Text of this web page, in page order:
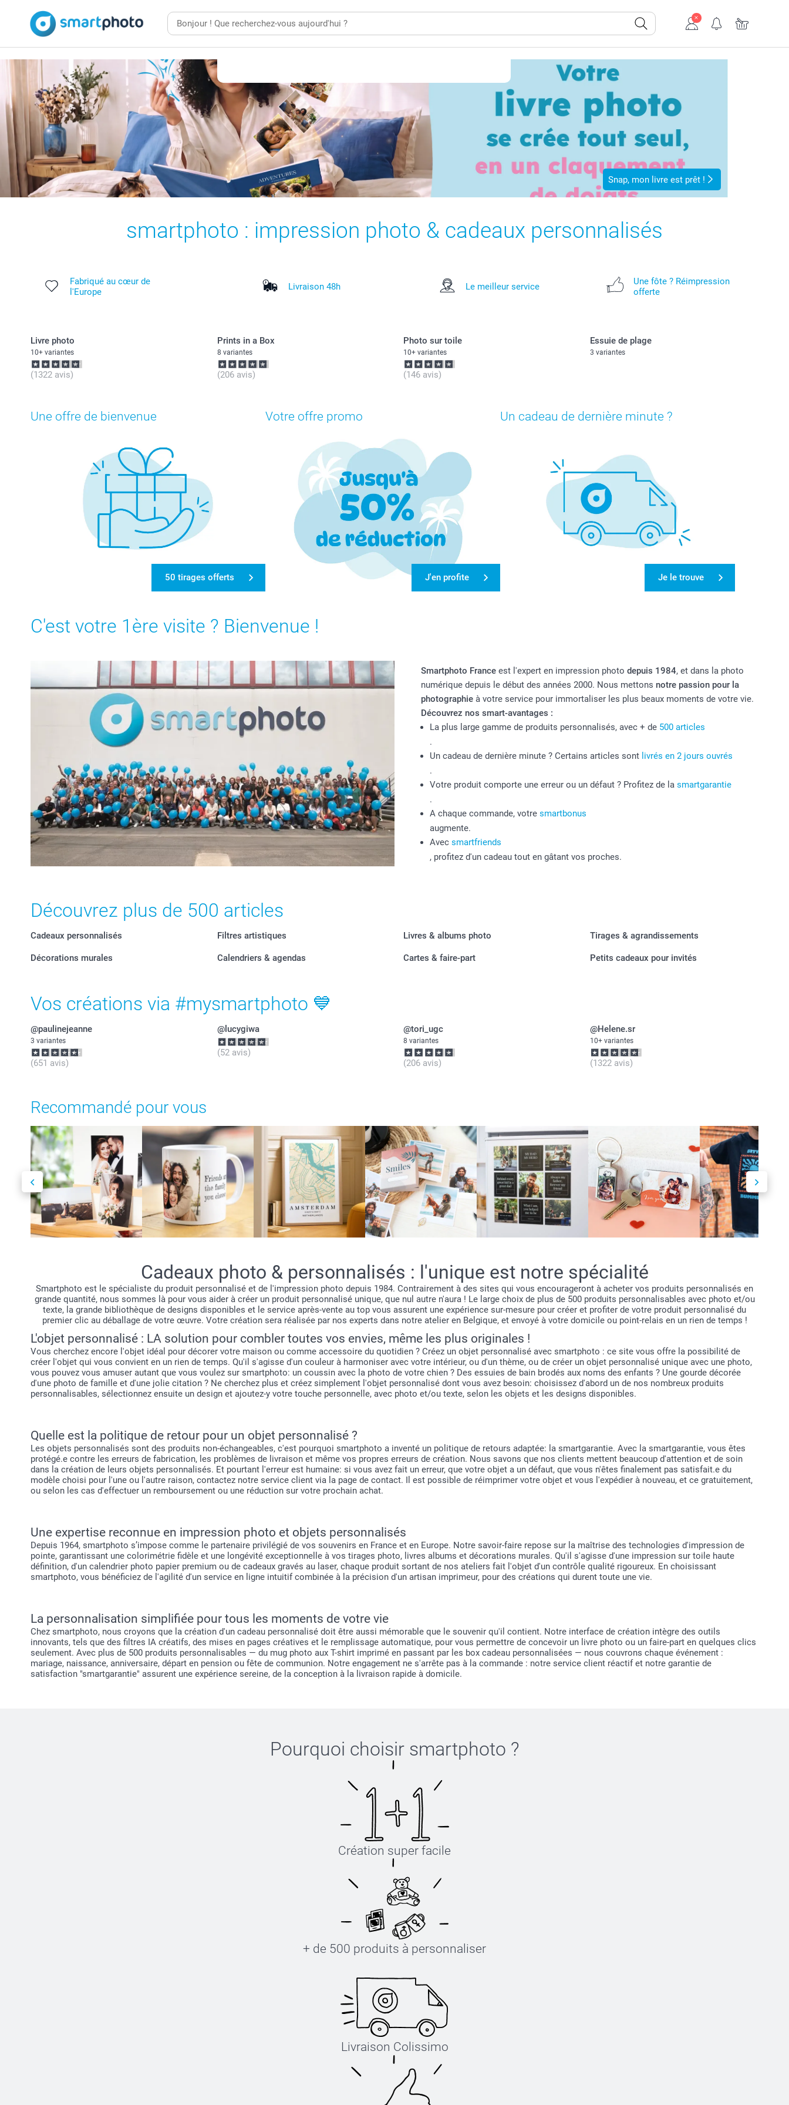
Snap, mon livre est prêt !
smartphoto : impression photo & cadeaux personnalisés
Fabriqué au cœur de
l'Europe
Livraison 48h Le meilleur service
Une fôte ? Réimpression
offerte
Livre photo
10+ variantes
(1322 avis)
Prints in a Box
8 variantes
(206 avis)
Photo sur toile
10+ variantes
(146 avis)
Essuie de plage
3 variantes
Une offre de bienvenue
50 tirages offerts
Votre offre promo
J'en profite
Un cadeau de dernière minute ?
Je le trouve
C'est votre 1ère visite ? Bienvenue !
Smartphoto France est l'expert en impression photo depuis 1984, et dans la photo
numérique depuis le début des années 2000. Nous mettons notre passion pour la
photographie à votre service pour immortaliser les plus beaux moments de votre vie.
Découvrez nos smart-avantages :
La plus large gamme de produits personnalisés, avec + de 500 articles
.
Un cadeau de dernière minute ? Certains articles sont livrés en 2 jours ouvrés
.
Votre produit comporte une erreur ou un défaut ? Profitez de la smartgarantie
.
A chaque commande, votre smartbonus
augmente.
Avec smartfriends
, profitez d'un cadeau tout en gâtant vos proches.
Découvrez plus de 500 articles
Cadeaux personnalisés Filtres artistiques Livres & albums photo Tirages & agrandissements
Décorations murales Calendriers & agendas Cartes & faire-part Petits cadeaux pour invités
Vos créations via #mysmartphoto 💙
@paulinejeanne
3 variantes
(651 avis)
@lucygiwa
(52 avis)
@tori_ugc
8 variantes
(206 avis)
@Helene.sr
10+ variantes
(1322 avis)
Recommandé pour vous
Cadeaux photo & personnalisés : l'unique est notre spécialité
Smartphoto est le spécialiste du produit personnalisé et de l'impression photo depuis 1984. Contrairement à des sites qui vous encourageront à acheter vos produits personnalisés en
grande quantité, nous sommes là pour vous aider à créer un produit personnalisé unique, que nul autre n'aura ! Le large choix de plus de 500 produits personnalisables avec photo et/ou
texte, la grande bibliothèque de designs disponibles et le service après-vente au top vous assurent une expérience sur-mesure pour créer et profiter de votre produit personnalisé du
premier clic au déballage de votre œuvre. Votre création sera réalisée par nos experts dans notre atelier en Belgique, et envoyé à votre domicile ou point-relais en un rien de temps !
L'objet personnalisé : LA solution pour combler toutes vos envies, même les plus originales !
Vous cherchez encore l'objet idéal pour décorer votre maison ou comme accessoire du quotidien ? Créez un objet personnalisé avec smartphoto : ce site vous offre la possibilité de
créer l'objet qui vous convient en un rien de temps. Qu'il s'agisse d'un couleur à harmoniser avec votre intérieur, ou d'un thème, ou de créer un objet personnalisé unique avec une photo,
vous pouvez vous amuser autant que vous voulez sur smartphoto: un coussin avec la photo de votre chien ? Des essuies de bain brodés aux noms des enfants ? Une gourde décorée
d'une photo de famille et d'une jolie citation ? Ne cherchez plus et créez simplement l'objet personnalisé dont vous avez besoin: choisissez d'abord un de nos nombreux produits
personnalisables, sélectionnez ensuite un design et ajoutez-y votre touche personnelle, avec photo et/ou texte, selon les objets et les designs disponibles.
Quelle est la politique de retour pour un objet personnalisé ?
Les objets personnalisés sont des produits non-échangeables, c'est pourquoi smartphoto a inventé un politique de retours adaptée: la smartgarantie. Avec la smartgarantie, vous êtes
protégé.e contre les erreurs de fabrication, les problèmes de livraison et même vos propres erreurs de création. Nous savons que nos clients mettent beaucoup d'attention et de soin
dans la création de leurs objets personnalisés. Et pourtant l'erreur est humaine: si vous avez fait un erreur, que votre objet a un défaut, que vous n'êtes finalement pas satisfait.e du
modèle choisi pour l'une ou l'autre raison, contactez notre service client via la page de contact. Il est possible de réimprimer votre objet et vous l'expédier à nouveau, et ce gratuitement,
ou selon les cas d'effectuer un remboursement ou une réduction sur votre prochain achat.
Une expertise reconnue en impression photo et objets personnalisés
Depuis 1964, smartphoto s’impose comme le partenaire privilégié de vos souvenirs en France et en Europe. Notre savoir-faire repose sur la maîtrise des technologies d'impression de
pointe, garantissant une colorimétrie fidèle et une longévité exceptionnelle à vos tirages photo, livres albums et décorations murales. Qu'il s'agisse d'une impression sur toile haute
définition, d'un calendrier photo papier premium ou de cadeaux gravés au laser, chaque produit sortant de nos ateliers fait l'objet d'un contrôle qualité rigoureux. En choisissant
smartphoto, vous bénéficiez de l'agilité d'un service en ligne intuitif combinée à la précision d'un artisan imprimeur, pour des créations qui durent toute une vie.
La personnalisation simplifiée pour tous les moments de votre vie
Chez smartphoto, nous croyons que la création d'un cadeau personnalisé doit être aussi mémorable que le souvenir qu'il contient. Notre interface de création intègre des outils
innovants, tels que des filtres IA créatifs, des mises en pages créatives et le remplissage automatique, pour vous permettre de concevoir un livre photo ou un faire-part en quelques clics
seulement. Avec plus de 500 produits personnalisables — du mug photo aux T-shirt imprimé en passant par les box cadeau personnalisées — nous couvrons chaque événement :
mariage, naissance, anniversaire, départ en pension ou fête de communion. Notre engagement ne s'arrête pas à la commande : notre service client réactif et notre garantie de
satisfaction "smartgarantie" assurent une expérience sereine, de la conception à la livraison rapide à domicile.
Pourquoi choisir smartphoto ?
Création super facile
+ de 500 produits à personnaliser
Livraison Colissimo